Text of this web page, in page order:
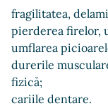
fragilitatea,
pierderea firelor,
umflarea
durerile
fizică;
cariile dentare.